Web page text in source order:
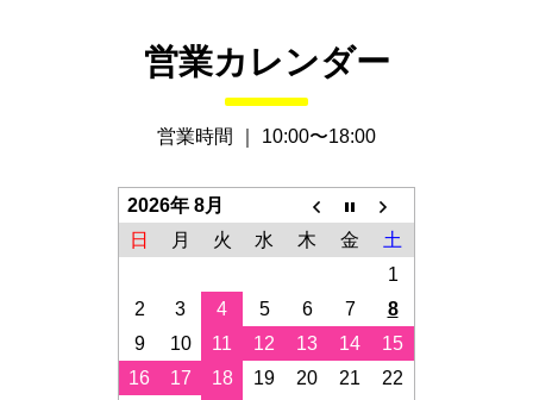
営業カレンダー
営業時間 ｜ 10:00〜18:00
2026年 8月
日
月 火 水 木 金
土
1
2
3 4 5 6 7
8
9
10 11 12 13 14
15
16
17 18 19 20 21
22